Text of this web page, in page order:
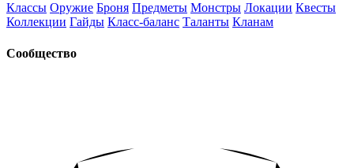
Классы Оружие Броня Предметы Монстры Локации Квесты
Коллекции Гайды Класс-баланс Таланты Кланам
Сообщество